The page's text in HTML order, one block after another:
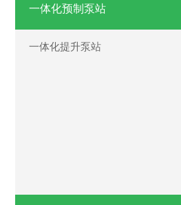
一体化预制泵站
一体化提升泵站